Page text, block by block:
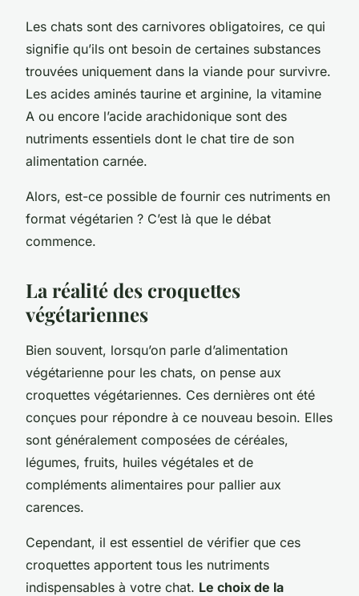
Les chats sont des carnivores obligatoires, ce qui
signifie qu’ils ont besoin de certaines substances
trouvées uniquement dans la viande pour survivre.
Les acides aminés taurine et arginine, la vitamine
A ou encore l’acide arachidonique sont des
nutriments essentiels dont le chat tire de son
alimentation carnée.
Alors, est-ce possible de fournir ces nutriments en
format végétarien ? C’est là que le débat
commence.
La réalité des croquettes
végétariennes
Bien souvent, lorsqu’on parle d’alimentation
végétarienne pour les chats, on pense aux
croquettes végétariennes. Ces dernières ont été
conçues pour répondre à ce nouveau besoin. Elles
sont généralement composées de céréales,
légumes, fruits, huiles végétales et de
compléments alimentaires pour pallier aux
carences.
Cependant, il est essentiel de vérifier que ces
croquettes apportent tous les nutriments
indispensables à votre chat. Le choix de la